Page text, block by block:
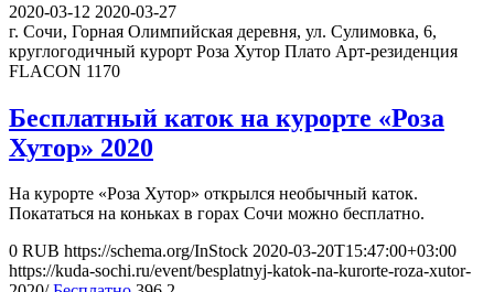
2020-03-12 2020-03-27
г. Сочи, Горная Олимпийская деревня, ул. Сулимовка, 6,
круглогодичный курорт Роза Хутор Плато Арт-резиденция
FLACON 1170
Бесплатный каток на курорте «Роза
Хутор» 2020
На курорте «Роза Хутор» открылся необычный каток.
Покататься на коньках в горах Сочи можно бесплатно.
0 RUB https://schema.org/InStock 2020-03-20T15:47:00+03:00
https://kuda-sochi.ru/event/besplatnyj-katok-na-kurorte-roza-xutor-